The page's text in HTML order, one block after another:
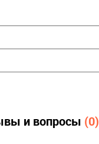
и вопросы (0)